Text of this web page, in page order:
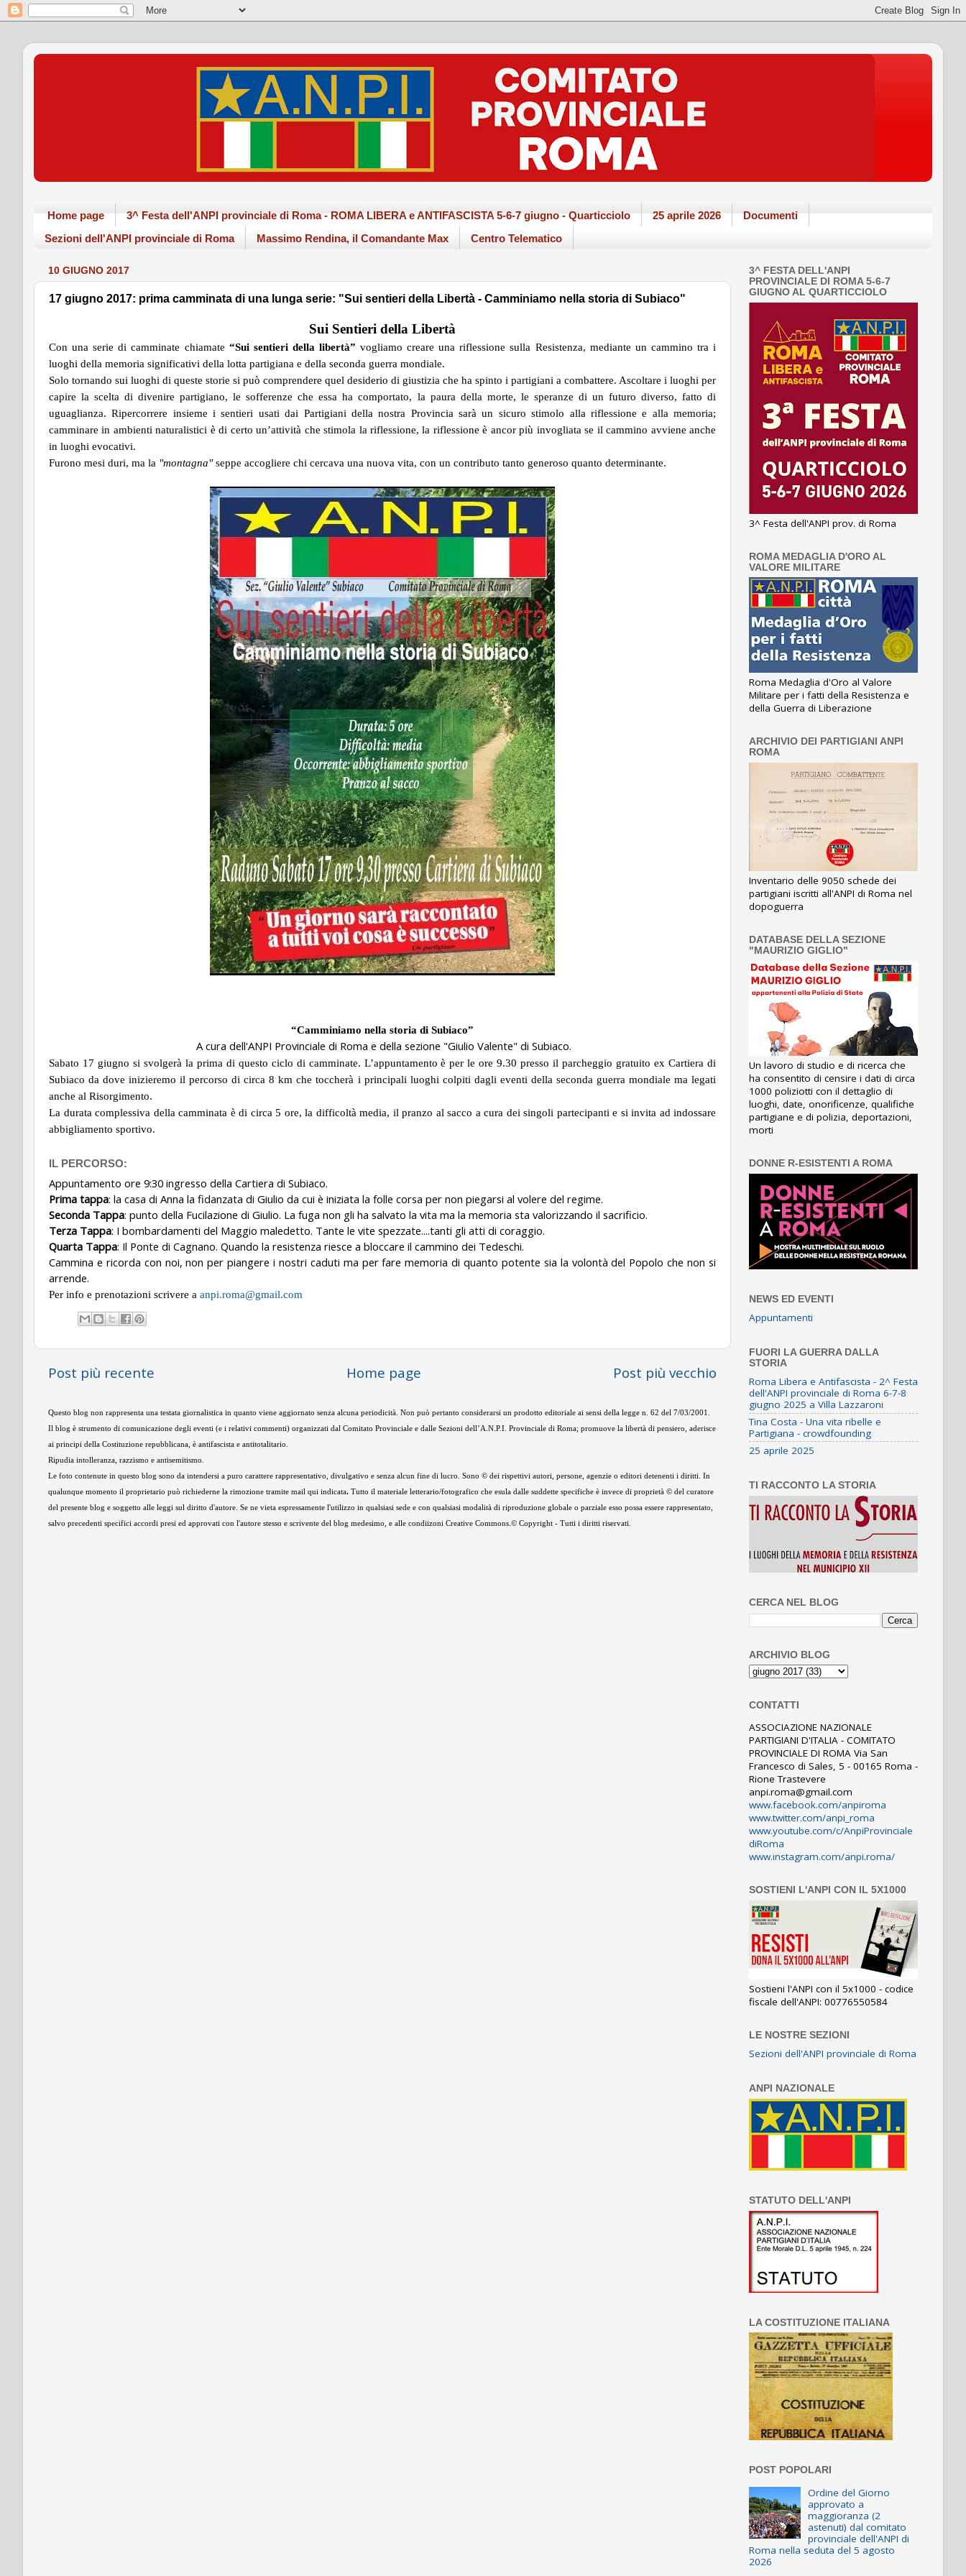
Home page 3^ Festa dell'ANPI provinciale di Roma - ROMA LIBERA e ANTIFASCISTA 5-6-7 giugno - Quarticciolo 25 aprile 2026
Documenti
Sezioni dell'ANPI provinciale di Roma
Massimo Rendina, il Comandante Max Centro Telematico
10 GIUGNO 2017
17 giugno 2017: prima camminata di una lunga serie: "Sui sentieri della Libertà - Camminiamo nella storia di Subiaco"
Sui Sentieri della Libertà
Con una serie di camminate chiamate “Sui sentieri della libertà” vogliamo creare una riflessione sulla Resistenza, mediante un cammino tra i
luoghi della memoria significativi della lotta partigiana e della seconda guerra mondiale.
Solo tornando sui luoghi di queste storie si può comprendere quel desiderio di giustizia che ha spinto i partigiani a combattere. Ascoltare i luoghi per
capire la scelta di divenire partigiano, le sofferenze che essa ha comportato, la paura della morte, le speranze di un futuro diverso, fatto di
uguaglianza. Ripercorrere insieme i sentieri usati dai Partigiani della nostra Provincia sarà un sicuro stimolo alla riflessione e alla memoria;
camminare in ambienti naturalistici è di certo un’attività che stimola la riflessione, la riflessione è ancor più invogliata se il cammino avviene anche
in luoghi evocativi.
Furono mesi duri, ma la "montagna"seppe accogliere chi cercava una nuova vita, con un contributo tanto generoso quanto determinante.
“Camminiamo nella storia di Subiaco”
A cura dell'ANPI Provinciale di Roma e della sezione "Giulio Valente" di Subiaco.
Sabato 17 giugno si svolgerà la prima di questo ciclo di camminate. L’appuntamento è per le ore 9.30 presso il parcheggio gratuito ex Cartiera di
Subiaco da dove inizieremo il percorso di circa 8 km che toccherà i principali luoghi colpiti dagli eventi della seconda guerra mondiale ma legati
anche al Risorgimento.
La durata complessiva della camminata è di circa 5 ore, la difficoltà media, il pranzo al sacco a cura dei singoli partecipanti e si invita ad indossare
abbigliamento sportivo.
IL PERCORSO:
Appuntamento ore 9:30 ingresso della Cartiera di Subiaco.
Prima tappa: la casa di Anna la fidanzata di Giulio da cui è iniziata la folle corsa per non piegarsi al volere del regime.
Seconda Tappa: punto della Fucilazione di Giulio. La fuga non gli ha salvato la vita ma la memoria sta valorizzando il sacrificio.
Terza Tappa: I bombardamenti del Maggio maledetto. Tante le vite spezzate....tanti gli atti di coraggio.
Quarta Tappa: Il Ponte di Cagnano. Quando la resistenza riesce a bloccare il cammino dei Tedeschi.
Cammina e ricorda con noi, non per piangere i nostri caduti ma per fare memoria di quanto potente sia la volontà del Popolo che non si
arrende.
Per info e prenotazioni scrivere a anpi.roma@gmail.com
Post più recente Post più vecchio
Home page
Questo blog non rappresenta una testata giornalistica in quanto viene aggiornato senza alcuna periodicità. Non può pertanto considerarsi un prodotto editoriale ai sensi della legge n. 62 del 7/03/2001.
Il blog è strumento di comunicazione degli eventi (e i relativi commenti) organizzati dal Comitato Provinciale e dalle Sezioni dell’A.N.P.I. Provinciale di Roma; promuove la libertà di pensiero, aderisce
ai principi della Costituzione repubblicana, è antifascista e antitotalitario.
Ripudia intolleranza, razzismo e antisemitismo.
Le foto contenute in questo blog sono da intendersi a puro carattere rappresentativo, divulgativo e senza alcun fine di lucro. Sono © dei rispettivi autori, persone, agenzie o editori detenenti i diritti. In
qualunque momento il proprietario può richiederne la rimozione tramite mail qui indicata. Tutto il materiale letterario/fotografico che esula dalle suddette specifiche è invece di proprietà © del curatore
del presente blog e soggetto alle leggi sul diritto d'autore. Se ne vieta espressamente l'utilizzo in qualsiasi sede e con qualsiasi modalità di riproduzione globale o parziale esso possa essere rappresentato,
salvo precedenti specifici accordi presi ed approvati con l'autore stesso e scrivente del blog medesimo, e alle condiizoni Creative Commons.© Copyright - Tutti i diritti riservati.
3^ FESTA DELL'ANPI
PROVINCIALE DI ROMA 5-6-7
GIUGNO AL QUARTICCIOLO
3^ Festa dell'ANPI prov. di Roma
ROMA MEDAGLIA D'ORO AL
VALORE MILITARE
Roma Medaglia d'Oro al Valore
Militare per i fatti della Resistenza e
della Guerra di Liberazione
ARCHIVIO DEI PARTIGIANI ANPI
ROMA
Inventario delle 9050 schede dei
partigiani iscritti all'ANPI di Roma nel
dopoguerra
DATABASE DELLA SEZIONE
"MAURIZIO GIGLIO"
Un lavoro di studio e di ricerca che
ha consentito di censire i dati di circa
1000 poliziotti con il dettaglio di
luoghi, date, onorificenze, qualifiche
partigiane e di polizia, deportazioni,
morti
DONNE R-ESISTENTI A ROMA
NEWS ED EVENTI
Appuntamenti
FUORI LA GUERRA DALLA
STORIA
Roma Libera e Antifascista - 2^ Festa
dell'ANPI provinciale di Roma 6-7-8
giugno 2025 a Villa Lazzaroni
Tina Costa - Una vita ribelle e
Partigiana - crowdfounding
25 aprile 2025
TI RACCONTO LA STORIA
CERCA NEL BLOG
ARCHIVIO BLOG
CONTATTI
ASSOCIAZIONE NAZIONALE
PARTIGIANI D'ITALIA - COMITATO
PROVINCIALE DI ROMA Via San
Francesco di Sales, 5 - 00165 Roma -
Rione Trastevere
anpi.roma@gmail.com
www.facebook.com/anpiroma
www.twitter.com/anpi_roma
www.youtube.com/c/AnpiProvinciale
diRoma
www.instagram.com/anpi.roma/
SOSTIENI L'ANPI CON IL 5X1000
Sostieni l'ANPI con il 5x1000 - codice
fiscale dell'ANPI: 00776550584
LE NOSTRE SEZIONI
Sezioni dell'ANPI provinciale di Roma
ANPI NAZIONALE
STATUTO DELL'ANPI
LA COSTITUZIONE ITALIANA
POST POPOLARI
Ordine del Giorno
approvato a
maggioranza (2
astenuti) dal comitato
provinciale dell'ANPI di
Roma nella seduta del 5 agosto
2026